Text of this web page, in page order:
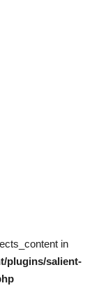
in
plugins/salient-